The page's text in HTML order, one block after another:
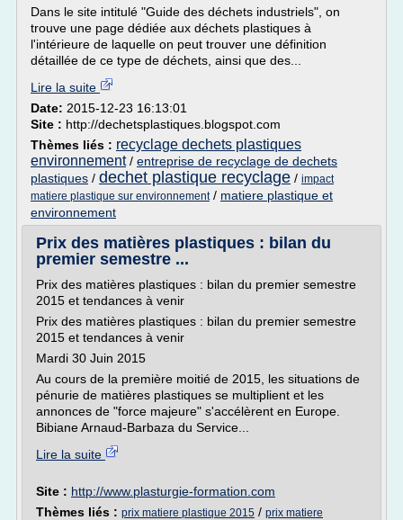
Dans le site intitulé "Guide des déchets industriels", on
trouve une page dédiée aux déchets plastiques à
l'intérieure de laquelle on peut trouver une définition
détaillée de ce type de déchets, ainsi que des...
Lire la suite
Date: 2015-12-23 16:13:01
Site : http://dechetsplastiques.blogspot.com
Thèmes liés : recyclage dechets plastiques
environnement/ entreprise de recyclage de dechets
plastiques / dechet plastique recyclage / impact
matiere plastique sur environnement/ matiere plastique et
environnement
Prix des matières plastiques : bilan du
premier semestre ...
Prix des matières plastiques : bilan du premier semestre
2015 et tendances à venir
Prix des matières plastiques : bilan du premier semestre
2015 et tendances à venir
Mardi 30 Juin 2015
Au cours de la première moitié de 2015, les situations de
pénurie de matières plastiques se multiplient et les
annonces de "force majeure" s'accélèrent en Europe.
Bibiane Arnaud-Barbaza du Service...
Lire la suite
Site : http://www.plasturgie-formation.com
Thèmes liés : prix matiere plastique 2015 / prix matiere